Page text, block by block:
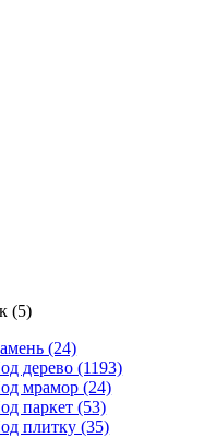
(5)
(24)
дерево (1193)
мрамор (24)
паркет (53)
плитку (35)